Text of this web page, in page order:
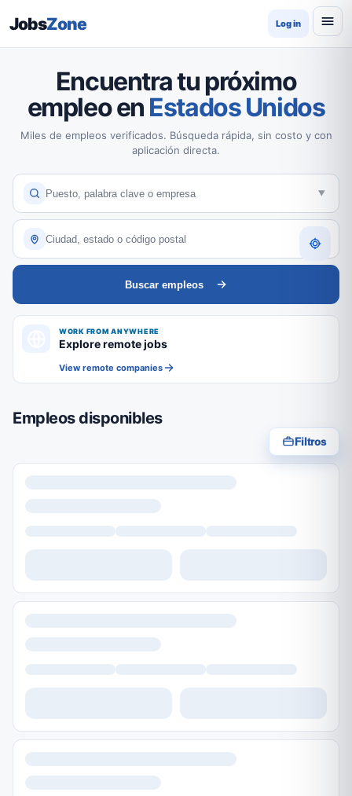
JobsZone Log in
Encuentra tu próximo
empleo en Estados Unidos
Miles de empleos verificados. Búsqueda rápida, sin costo y con
aplicación directa.
Buscar empleos
WORK FROM ANYWHERE
Explore remote jobs
View remote companies
Empleos disponibles
Filtros